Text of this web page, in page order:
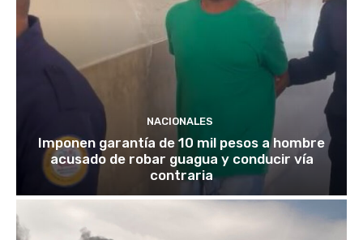
NACIONALES
Imponen garantía de 10 mil pesos a hombre
acusado de robar guagua y conducir vía
contraria